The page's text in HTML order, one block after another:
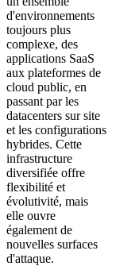
d'environnements
toujours plus
complexe, des
applications SaaS
aux plateformes de
cloud public, en
passant par les
datacenters sur site
et les configurations
hybrides. Cette
infrastructure
diversifiée offre
flexibilité et
évolutivité, mais
elle ouvre
également de
nouvelles surfaces
d'attaque.